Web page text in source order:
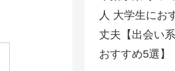
人 大学生にお
丈夫【出会い
おすすめ5選】